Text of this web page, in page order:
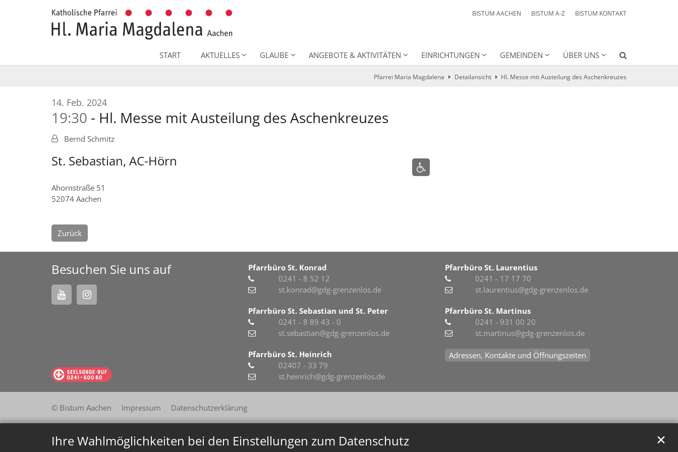
Ihre Wahlmöglichkeiten bei den Einstellungen zum Datenschutz ✕
BISTUM AACHEN BISTUM A-Z BISTUM KONTAKT
START AKTUELLES GLAUBE ANGEBOTE & AKTIVITÄTEN EINRICHTUNGEN GEMEINDEN ÜBER UNS
Pfarrei Maria Magdalena Detailansicht Hl. Messe mit Austeilung des Aschenkreuzes
14. Feb. 2024:
19:30 Hl. Messe mit Austeilung des Aschenkreuzes
Bernd Schmitz
St. Sebastian, AC-Hörn
Ahornstraße 51
52074 Aachen
Zurück
Besuchen Sie uns auf
Pfarrbüro St. Konrad
0241 - 8 52 12
st.konrad@gdg-grenzenlos.de
Pfarrbüro St. Sebastian und St. Peter
0241 - 8 89 43 - 0
st.sebastian@gdg-grenzenlos.de
Pfarrbüro St. Heinrich
02407 - 33 79
st.heinrich@gdg-grenzenlos.de
Pfarrbüro St. Laurentius
0241 - 17 17 70
st.laurentius@gdg-grenzenlos.de
Pfarrbüro St. Martinus
0241 - 931 00 20
st.martinus@gdg-grenzenlos.de
Adressen, Kontakte und Öffnungszeiten
© Bistum Aachen Impressum Datenschutzerklärung